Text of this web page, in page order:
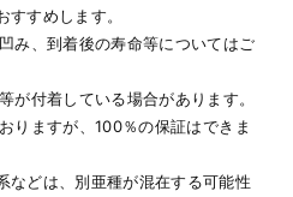
すめします。
み、到着後の寿命等についてはご
付着している場合があります。
りますが、100％の保証はできま
どは、別亜種が混在する可能性